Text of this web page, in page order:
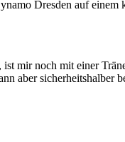
Dresden auf einem
mir noch mit einer
aber sicherheitshalber